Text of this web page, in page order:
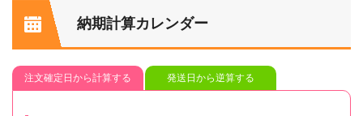
納期計算カレンダー
注文確定日から計算する 発送日から逆算する